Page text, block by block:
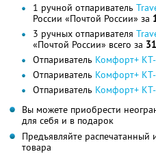
1 ручной отпариватель
России «Почтой России» за
3 ручных отпаривателя
«Почтой России» всего за
Отпариватель Комфорт+
Отпариватель Комфорт+
Отпариватель Комфорт+
Вы можете приобрести
для себя и в подарок
Предъявляйте распечатанный
товара